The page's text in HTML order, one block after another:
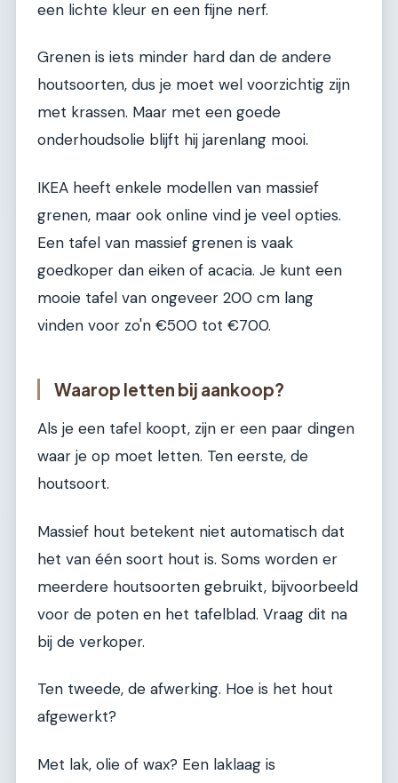
een lichte kleur en een fijne nerf.
Grenen is iets minder hard dan de andere
houtsoorten, dus je moet wel voorzichtig zijn
met krassen. Maar met een goede
onderhoudsolie blijft hij jarenlang mooi.
IKEA heeft enkele modellen van massief
grenen, maar ook online vind je veel opties.
Een tafel van massief grenen is vaak
goedkoper dan eiken of acacia. Je kunt een
mooie tafel van ongeveer 200 cm lang
vinden voor zo'n €500 tot €700.
Waarop letten bij aankoop?
Als je een tafel koopt, zijn er een paar dingen
waar je op moet letten. Ten eerste, de
houtsoort.
Massief hout betekent niet automatisch dat
het van één soort hout is. Soms worden er
meerdere houtsoorten gebruikt, bijvoorbeeld
voor de poten en het tafelblad. Vraag dit na
bij de verkoper.
Ten tweede, de afwerking. Hoe is het hout
afgewerkt?
Met lak, olie of wax? Een laklaag is